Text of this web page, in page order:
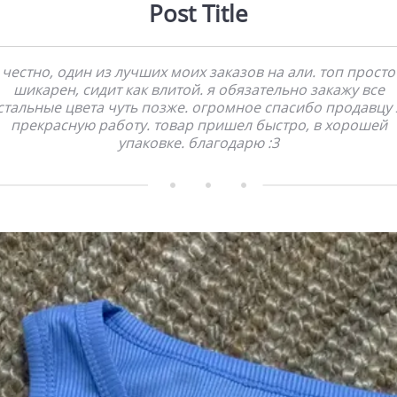
Post Title
честно, один из лучших моих заказов на али. топ просто
шикарен, сидит как влитой. я обязательно закажу все
цвета чуть позже. огромное спасибо продавцу
прекрасную работу. товар пришел быстро, в хорошей
упаковке. благодарю :3